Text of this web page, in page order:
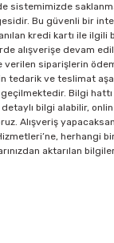
sistemimizde
Bu güvenli bir
kredi kartı ile
alışverişe devam
verilen siparişlerin
tedarik ve teslimat
Bilgi
bilgi alabilir,
aktarılan